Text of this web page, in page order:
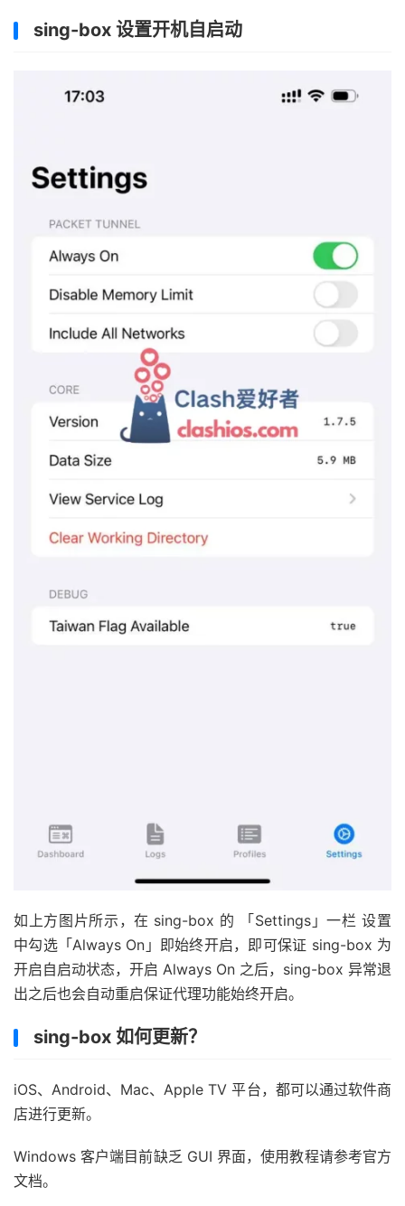
sing-box 设置开机自启动
如上方图片所示，在 sing-box 的 「Settings」一栏 设置
中勾选「Always On」即始终开启，即可保证 sing-box 为
开启自启动状态，开启 Always On 之后，sing-box 异常退
出之后也会自动重启保证代理功能始终开启。
sing-box 如何更新？
iOS、Android、Mac、Apple TV 平台，都可以通过软件商
店进行更新。
Windows 客户端目前缺乏 GUI 界面，使用教程请参考官方
文档。